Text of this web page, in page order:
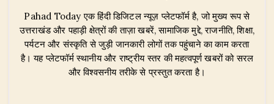
Pahad Today एक हिंदी डिजिटल न्यूज़ प्लेटफॉर्म है, जो मुख्य रूप से
उत्तराखंड और पहाड़ी क्षेत्रों की ताज़ा खबरें, सामाजिक मुद्दे, राजनीति, शिक्षा,
पर्यटन और संस्कृति से जुड़ी जानकारी लोगों तक पहुंचाने का काम करता
है। यह प्लेटफॉर्म स्थानीय और राष्ट्रीय स्तर की महत्वपूर्ण खबरों को सरल
और विश्वसनीय तरीके से प्रस्तुत करता है।